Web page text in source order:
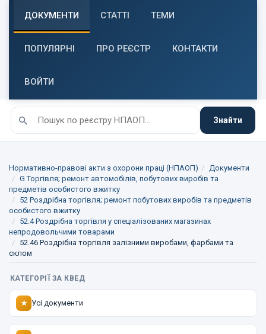
ДОКУМЕНТИ СТАТТІ ТЕМИ
ПОПУЛЯРНІ ПРО РЕЄСТР КОНТАКТИ
ВОЙТИ
Знайти
Нормативно-правові акти з охорони праці (НПАОП)
Документи
G Торгівля; ремонт автомобілів, побутових виробів та
предметів особистого вжитку
52 Роздрібна торгівля; ремонт побутових виробів та предметів
особистого вжитку
52.4 Роздрібна торгівля у спеціалізованих магазинах
непродовольчими товарами
52.46 Роздрібна торгівля залізними виробами, фарбами та
склом
КАТЕГОРІЇ ЗА КВЕД
★ Усі документи